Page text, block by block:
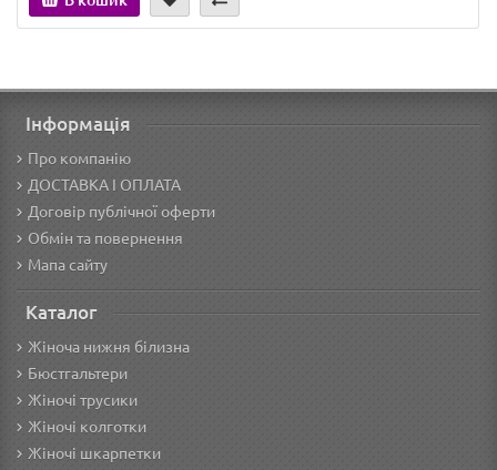
Інформація
Про компанію
ДОСТАВКА І ОПЛАТА
Договір публічної оферти
Обмін та повернення
Мапа сайту
Каталог
Жіноча нижня білизна
Бюстгальтери
Жіночі трусики
Жіночі колготки
Жіночі шкарпетки